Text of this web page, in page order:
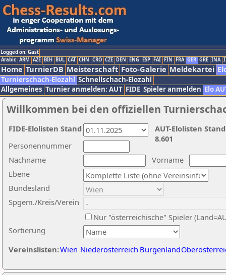
Logged on: Gast
Arabic ARM AZE BIH BUL CAT CHN CRO CZE DEN ENG ESP FAI FIN FRA GER GRE INA
Home TurnierDB Meisterschaft Foto-Galerie Meldekartei
Turnierschach-Elozahl Schnellschach-Elozahl
Allgemeines Turnier anmelden: AUT FIDE Spieler anmelden Elo
Willkommen bei den offiziellen
Nachname
Vorname
Ebene
Sortierung
Personennummer
Bundesland
Spgem./Kreis/Verein
Nur "österreichische" Spieler
Vereinslisten:Wien Niederösterreich Burgenland
AUT-Elolisten
8.601
FIDE-Elolisten Stand